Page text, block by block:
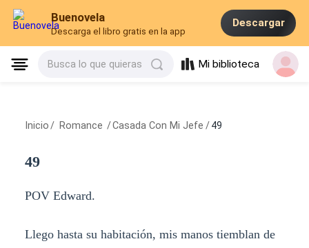
Buenovela
Descarga el libro gratis en la app
Descargar
Busca lo que quieras Mi biblioteca
Inicio / Romance /Casada Con Mi Jefe / 49
49
POV Edward.
Llego hasta su habitación, mis manos tiemblan de